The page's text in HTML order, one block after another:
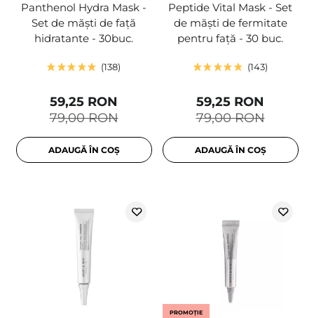
Panthenol Hydra Mask -
Set de măști de față
hidratante - 30buc.
138
79,00 RON
59,25 RON
ADAUGĂ ÎN COȘ
Peptide Vital Mask - Set
de măști de fermitate
pentru față - 30 buc.
143
79,00 RON
59,25 RON
ADAUGĂ ÎN COȘ
PROMOȚIE